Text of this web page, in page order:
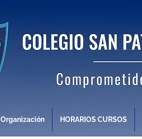
Organización HORARIOS CURSOS